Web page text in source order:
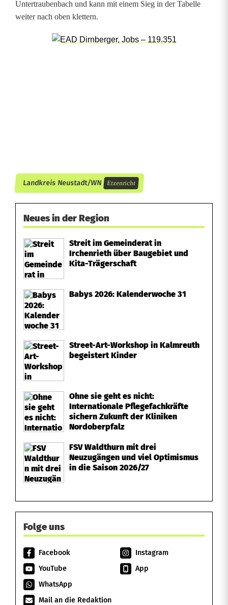
t
r
f
Untertraubenbach und kann mit einem Sieg in der Tabelle
weiter nach oben klettern.
Landkreis Neustadt/WN Etzenricht
Neues in der Region
Streit im Gemeinderat in
Irchenrieth über Baugebiet und
Kita-Trägerschaft
Babys 2026: Kalenderwoche 31
Street-Art-Workshop in Kalmreuth
begeistert Kinder
Ohne sie geht es nicht:
Internationale Pflegefachkräfte
sichern Zukunft der Kliniken
Nordoberpfalz
FSV Waldthurn mit drei
Neuzugängen und viel Optimismus
in die Saison 2026/27
Folge uns
Facebook
Instagram
YouTube
App
WhatsApp
Mail an die Redaktion